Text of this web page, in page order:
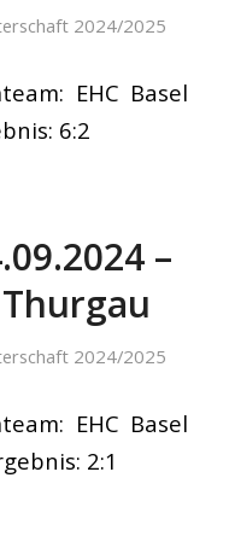
2024/2025
EHC Basel
6:2
–
2024/2025
EHC Basel
2:1